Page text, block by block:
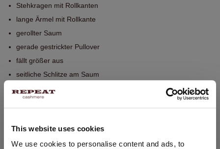
This website uses cookies
We use cookies to personalise content and ads, to
Stehkragen mit Rollkanten
lange Ärmel mit Rollkante
gerollter Saum
gerade gestrickter Pullover
fällt größer aus
seitliche Schlitze am Saum
Handwäsche, chemische Reinigung möglich
STANDORT ÄNDERN